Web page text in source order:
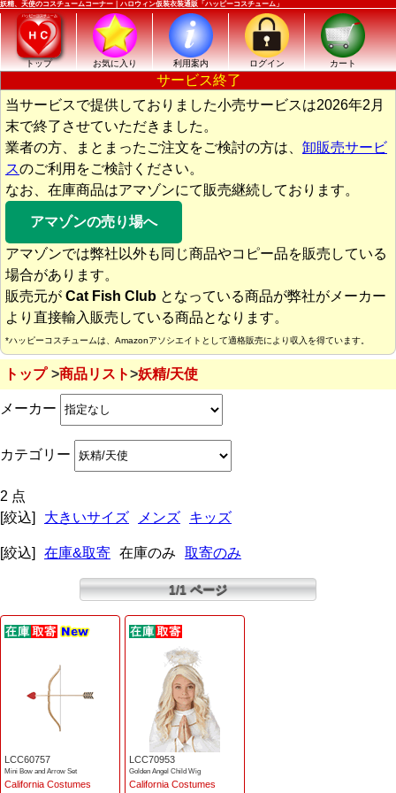
妖精、天使のコスチュームコーナー｜ハロウィン仮装衣装通販「ハッピーコスチューム」
トップ お気に入り 利用案内 ログイン カート
サービス終了
当サービスで提供しておりました小売サービスは2026年2月
末で終了させていただきました。
業者の方、まとまったご注文をご検討の方は、 卸販売サービ
スのご利用をご検討ください。
なお、在庫商品はアマゾンにて販売継続しております。
アマゾンの売り場へ
アマゾンでは弊社以外も同じ商品やコピー品を販売している
場合があります。
販売元が Cat Fish Club となっている商品が弊社がメーカー
より直接輸入販売している商品となります。
*ハッピーコスチュームは、Amazonアソシエイトとして適格販売により収入を得ています。
トップ 商品リスト 妖精/天使
メーカー
カテゴリー
2 点
[絞込]
大きいサイズ メンズ キッズ
[絞込] 在庫&取寄 在庫のみ 取寄のみ
1/1 ページ
LCC60757
Mini Bow and Arrow Set
California Costumes
LCC70953
Golden Angel Child Wig
California Costumes